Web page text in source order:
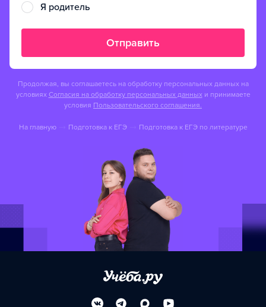
Я родитель
Отправить
Продолжая, вы соглашаетесь на обработку персональных данных на
условиях Согласия на обработку персональных данных и принимаете
условия Пользовательского соглашения.
На главную Подготовка к ЕГЭ Подготовка к ЕГЭ по литературе